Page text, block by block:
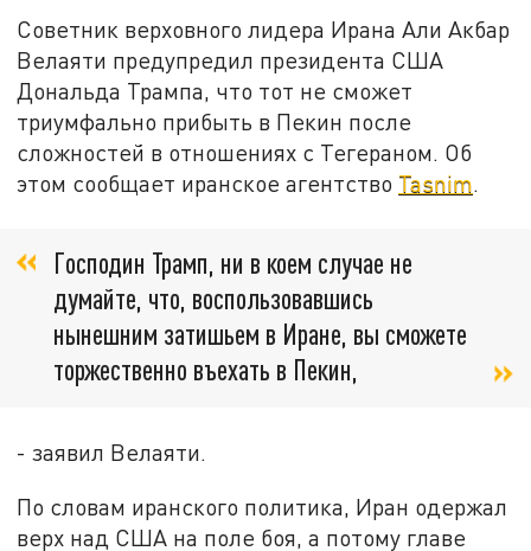
Советник верховного лидера Ирана Али Акбар
Велаяти предупредил президента США
Дональда Трампа, что тот не сможет
триумфально прибыть в Пекин после
сложностей в отношениях с Тегераном. Об
этом сообщает иранское агентство Tasnim.
Господин Трамп, ни в коем случае не
думайте, что, воспользовавшись
нынешним затишьем в Иране, вы сможете
торжественно въехать в Пекин,
- заявил Велаяти.
По словам иранского политика, Иран одержал
верх над США на поле боя, а потому главе